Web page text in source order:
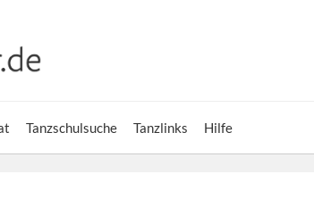
Tanzschulsuche Tanzlinks Hilfe